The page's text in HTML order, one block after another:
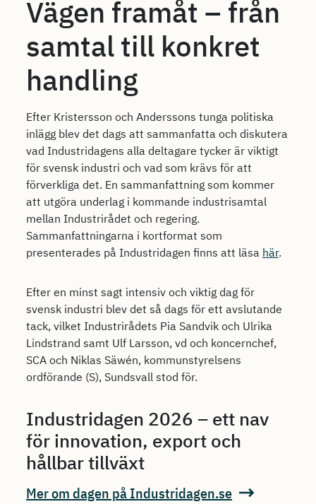
Vägen framåt – från
samtal till konkret
handling
Efter Kristersson och Anderssons tunga politiska
inlägg blev det dags att sammanfatta och diskutera
vad Industridagens alla deltagare tycker är viktigt
för svensk industri och vad som krävs för att
förverkliga det. En sammanfattning som kommer
att utgöra underlag i kommande industrisamtal
mellan Industrirådet och regering.
Sammanfattningarna i kortformat som
presenterades på Industridagen finns att läsa här.
Efter en minst sagt intensiv och viktig dag för
svensk industri blev det så dags för ett avslutande
tack, vilket Industrirådets Pia Sandvik och Ulrika
Lindstrand samt Ulf Larsson, vd och koncernchef,
SCA och Niklas Säwén, kommunstyrelsens
ordförande (S), Sundsvall stod för.
Industridagen 2026 – ett nav
för innovation, export och
hållbar tillväxt
Mer om dagen på Industridagen.se